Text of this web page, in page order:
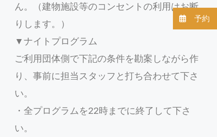
ん。（建物施設等のコンセントの利用はお断
りします。）
▼ナイトプログラム
ご利用団体側で下記の条件を勘案しながら作
り、事前に担当スタッフと打ち合わせて下さ
い。
・全プログラムを22時までに終了して下さ
い。
予約